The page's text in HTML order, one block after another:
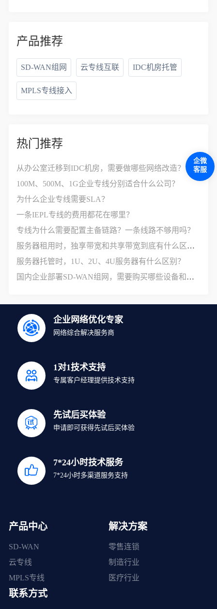
产品推荐
SD-WAN组网 云专线互联 IDC机房托管
MPLS专线接入
热门推荐
从办公室迁移到IDC机房，需要做哪些网络改造？
100M、500M、1G企业专线分别适合什么公司？
为什么企业专线需要SLA？
一条IEPL专线的费用都花在哪里？
专线为什么需要配置主备链路？一条线路不够用吗？
服务器租用时，独享带宽和共享带宽到底有什么区别？
服务器托管时，1U、2U、4U服务器有什么区别？
国内企业部署SD-WAN组网，需要购买哪些设备和服务？
企业网络优化专家
网络综合解决服务商
1对1技术支持
专属客户经理提供技术支持
先试后买体验
申请即可获得先试后买体验
7*24小时技术服务
7*24小时多渠道服务支持
产品中心
SD-WAN
云专线
MPLS专线
解决方案
零售连锁
制造行业
医疗行业
联系方式
企微
客服